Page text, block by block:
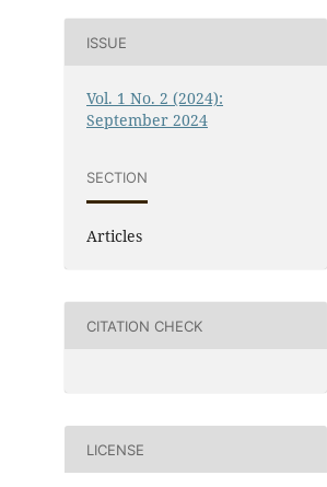
ISSUE
Vol. 1 No. 2 (2024):
September 2024
SECTION
Articles
CITATION CHECK
LICENSE